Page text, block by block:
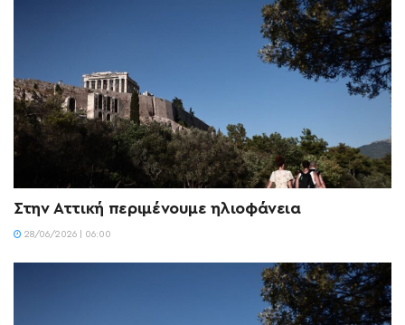
Στην Αττική περιμένουμε ηλιοφάνεια
28/06/2026 | 06:00